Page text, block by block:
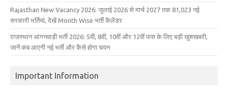
Rajasthan New Vacancy 2026: जुलाई 2026 से मार्च 2027 तक 81,023 नई
सरकारी भर्तियां, देखें Month Wise भर्ती कैलेंडर
राजस्थान आंगनवाड़ी भर्ती 2026: 5वीं, 8वीं, 10वीं और 12वीं पास के लिए बड़ी खुशखबरी,
जानें कब आएगी नई भर्ती और कैसे होगा चयन
Important Information